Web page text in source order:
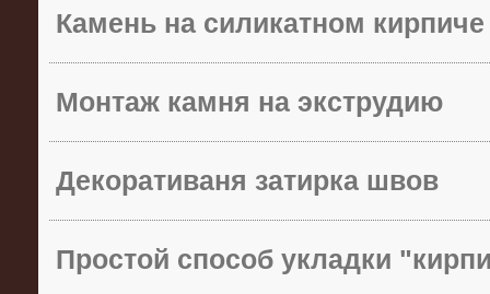
Камень на силикатном кирпиче
Монтаж камня на экструдию
Декоративаня затирка швов
Простой способ укладки